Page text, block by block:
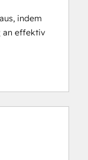
indem
an effektiv